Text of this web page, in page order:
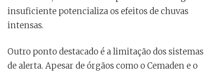
insuficiente potencializa os efeitos de chuvas
intensas.
Outro ponto destacado é a limitação dos sistemas
de alerta. Apesar de órgãos como o Cemaden e o